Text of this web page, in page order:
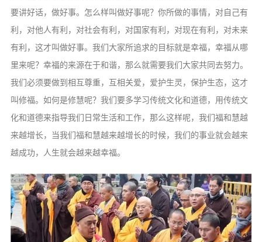
要讲好话，做好事。怎么样叫做好事呢？你所做的事情，对自己有
利，对他人有利，对社会有利，对国家有利，对现在有利，对未来
有利，这才叫做好事。我们大家所追求的目标就是幸福，幸福从哪
里来呢？幸福的来源在于和谐，那么就需要我们大家共同去努力。
我们必须要做到相互尊重，互相关爱，爱护生灵，保护生态，这才
叫修福。如何是修慧呢？我们要多学习传统文化和道德，用传统文
化和道德来指导我们日常生活和工作，那么这样呢，我们福和慧越
来越增长，当我们福和慧越来越增长的时候，我们的事业就会越来
越成功，人生就会越来越幸福。